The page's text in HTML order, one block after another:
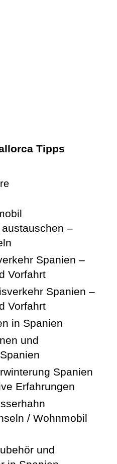
Tipps
–
Spanien –
Vorfahrt
Spanien –
Vorfahrt
in Spanien
und
Spanien
Erfahrungen
/ Wohnmobil
und